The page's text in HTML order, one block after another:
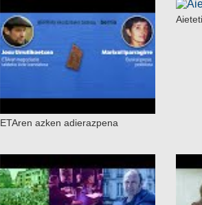
ETAren azken adierazpena